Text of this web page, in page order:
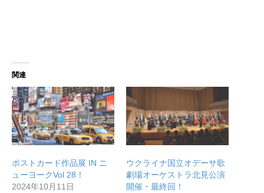
無料で登録したい企業様はこちら
北海道最強のビジネス課題解決コミュニティ【北海道オ
関連
ポストカード作品展 IN ニ
ューヨークVol 28！
2024年10月11日
ウクライナ国立オデーサ歌
劇場オーケストラ北見公演
開催・最終回！